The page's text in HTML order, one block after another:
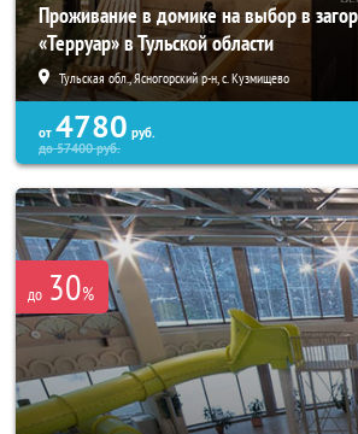
Проживание в домике на выбор в
«Терруар» в Тульской области
Тульская обл., Ясногорский р-н, с. Кузмищево
от 4780 руб.
до57400руб.
до 30%